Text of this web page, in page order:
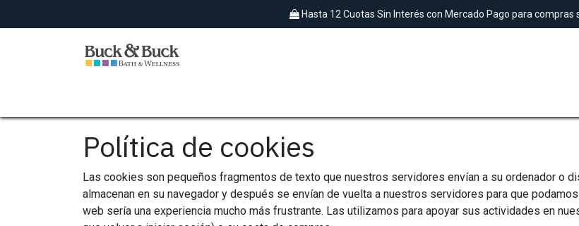
Hasta 12 Cuotas Sin Interés con Mercado Pago para compras
Política de cookies
Las cookies son pequeños fragmentos de texto que nuestros servidores envían a su ordenador o
almacenan en su navegador y después se envían de vuelta a nuestros servidores para que
web sería una experiencia mucho más frustrante. Las utilizamos para apoyar sus actividades en